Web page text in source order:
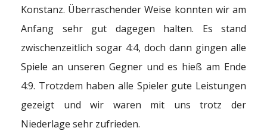
Konstanz. Überraschender Weise konnten wir am
Anfang sehr gut dagegen halten. Es stand
zwischenzeitlich sogar 4:4, doch dann gingen alle
Spiele an unseren Gegner und es hieß am Ende
4:9. Trotzdem haben alle Spieler gute Leistungen
gezeigt und wir waren mit uns trotz der
Niederlage sehr zufrieden.